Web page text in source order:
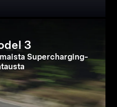
3
Supercharging-